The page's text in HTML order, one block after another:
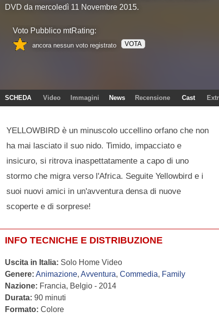
DVD da mercoledì 11 Novembre 2015.
Voto Pubblico mtRating:
ancora nessun voto registrato VOTA
SCHEDA Video Immagini News Recensione Cast
YELLOWBIRD è un minuscolo uccellino orfano che non
ha mai lasciato il suo nido. Timido, impacciato e
insicuro, si ritrova inaspettatamente a capo di uno
stormo che migra verso l'Africa. Seguite Yellowbird e i
suoi nuovi amici in un'avventura densa di nuove
scoperte e di sorprese!
INFO TECNICHE E DISTRIBUZIONE
Uscita in Italia: Solo Home Video
Genere: Animazione, Avventura, Commedia, Family
Nazione: Francia, Belgio - 2014
Durata: 90 minuti
Formato: Colore